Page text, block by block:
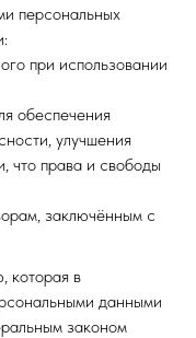
персональных
при использовании
обеспечения
улучшения
что права и свободы
заключённым с
которая в
данными
законом